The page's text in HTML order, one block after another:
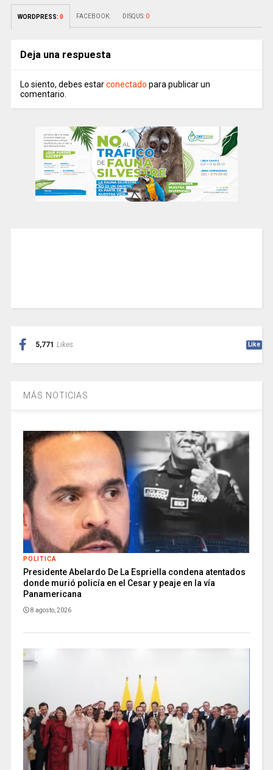
WORDPRESS: 0 FACEBOOK: DISQUS: 0
Deja una respuesta
Lo siento, debes estarconectado para publicar un
comentario.
5,771 Likes Like
MÁS NOTICIAS
POLITICA
Presidente Abelardo De La Espriella condena atentados
donde murió policía en el Cesar y peaje en la vía
Panamericana
8 agosto, 2026